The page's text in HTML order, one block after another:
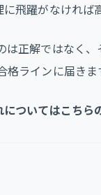
飛躍がなければ
は正解ではなく
ラインに届きま
ついてはこちら